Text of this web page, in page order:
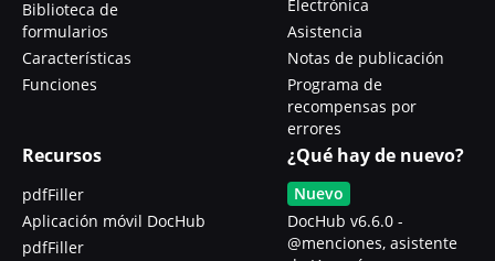
Biblioteca de
formularios
Características
Funciones
Electrónica
Asistencia
Notas de publicación
Programa de
recompensas por
errores
Recursos
pdfFiller
Aplicación móvil DocHub
pdfFiller
¿Qué hay de nuevo?
Nuevo
DocHub v6.6.0 -
@menciones, asistente